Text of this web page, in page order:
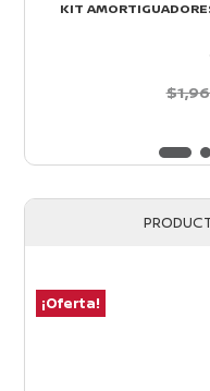
KIT
5
$
¡Oferta!